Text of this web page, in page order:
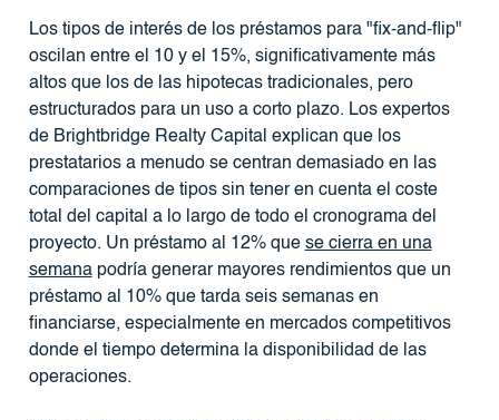
Los tipos de interés de los préstamos para "fix-and-flip"
oscilan entre el 10 y el 15%, significativamente más
altos que los de las hipotecas tradicionales, pero
estructurados para un uso a corto plazo. Los expertos
de Brightbridge Realty Capital explican que los
prestatarios a menudo se centran demasiado en las
comparaciones de tipos sin tener en cuenta el coste
total del capital a lo largo de todo el cronograma del
proyecto. Un préstamo al 12% que se cierra en una
semanapodría generar mayores rendimientos que un
préstamo al 10% que tarda seis semanas en
financiarse, especialmente en mercados competitivos
donde el tiempo determina la disponibilidad de las
operaciones.